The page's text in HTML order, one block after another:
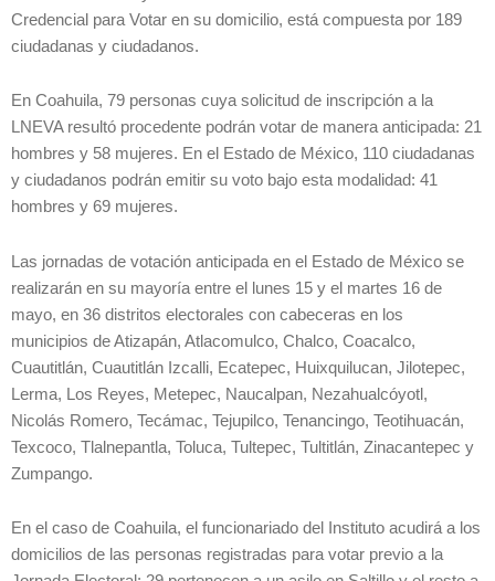
Credencial para Votar en su domicilio, está compuesta por 189
ciudadanas y ciudadanos.
En Coahuila, 79 personas cuya solicitud de inscripción a la
LNEVA resultó procedente podrán votar de manera anticipada: 21
hombres y 58 mujeres. En el Estado de México, 110 ciudadanas
y ciudadanos podrán emitir su voto bajo esta modalidad: 41
hombres y 69 mujeres.
Las jornadas de votación anticipada en el Estado de México se
realizarán en su mayoría entre el lunes 15 y el martes 16 de
mayo, en 36 distritos electorales con cabeceras en los
municipios de Atizapán, Atlacomulco, Chalco, Coacalco,
Cuautitlán, Cuautitlán Izcalli, Ecatepec, Huixquilucan, Jilotepec,
Lerma, Los Reyes, Metepec, Naucalpan, Nezahualcóyotl,
Nicolás Romero, Tecámac, Tejupilco, Tenancingo, Teotihuacán,
Texcoco, Tlalnepantla, Toluca, Tultepec, Tultitlán, Zinacantepec y
Zumpango.
En el caso de Coahuila, el funcionariado del Instituto acudirá a los
domicilios de las personas registradas para votar previo a la